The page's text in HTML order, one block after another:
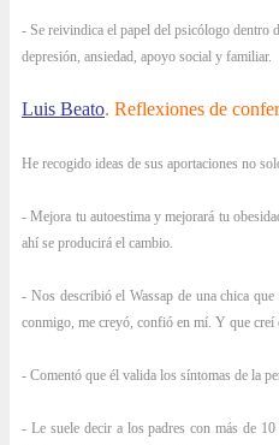
- Se reivindica el papel del psicólogo dentro
depresión, ansiedad, apoyo social y familiar.
Luis Beato. Reflexiones de
He recogido ideas de sus aportaciones no
- Mejora tu autoestima y mejorará tu
ahí se producirá el cambio.
- Nos describió el Wassap de una chica
conmigo, me creyó, confió en mí. Y que creí
- Comentó que él valida los síntomas de la
- Le suele decir a los padres con más de